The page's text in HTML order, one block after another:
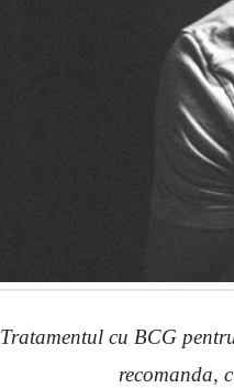
Tratamentul cu BCG
recomanda,